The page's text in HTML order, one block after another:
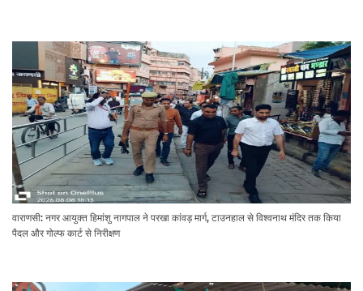
वाराणसी: नगर आयुक्त हिमांशु नागपाल ने परखा कांवड़ मार्ग, टाउनहाल से विश्वनाथ मंदिर तक किया
पैदल और गोल्फ कार्ट से निरीक्षण